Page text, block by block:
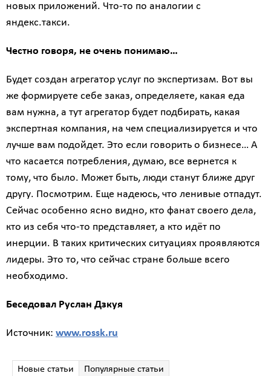
новых приложений. Что-то по аналогии с
яндекс.такси.
Честно говоря, не очень понимаю…
Будет создан агрегатор услуг по экспертизам. Вот вы
же формируете себе заказ, определяете, какая еда
вам нужна, а тут агрегатор будет подбирать, какая
экспертная компания, на чем специализируется и что
лучше вам подойдет. Это если говорить о бизнесе… А
что касается потребления, думаю, все вернется к
тому, что было. Может быть, люди станут ближе друг
другу. Посмотрим. Еще надеюсь, что ленивые отпадут.
Сейчас особенно ясно видно, кто фанат своего дела,
кто из себя что-то представляет, а кто идёт по
инерции. В таких критических ситуациях проявляются
лидеры. Это то, что сейчас стране больше всего
необходимо.
Беседовал Руслан Дзкуя
Источник: www.rossk.ru
Новые статьи Популярные статьи